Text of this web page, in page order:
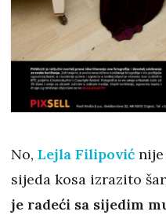
No, Lejla Filipović nije
sijeda kosa izrazito
je radeći sa sijedim